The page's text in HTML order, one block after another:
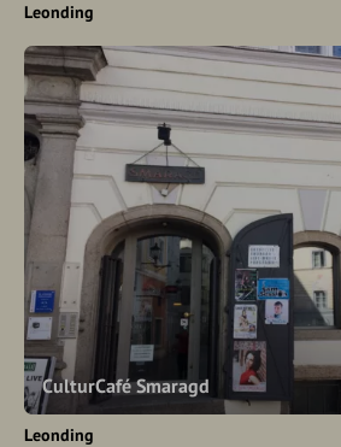
Leonding
CulturCafé Smaragd
Leonding